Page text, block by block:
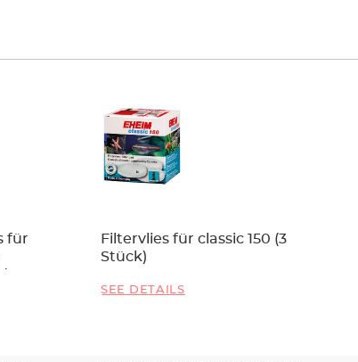
für
Filtervlies für classic 150 (3
Stück)
SEE DETAILS